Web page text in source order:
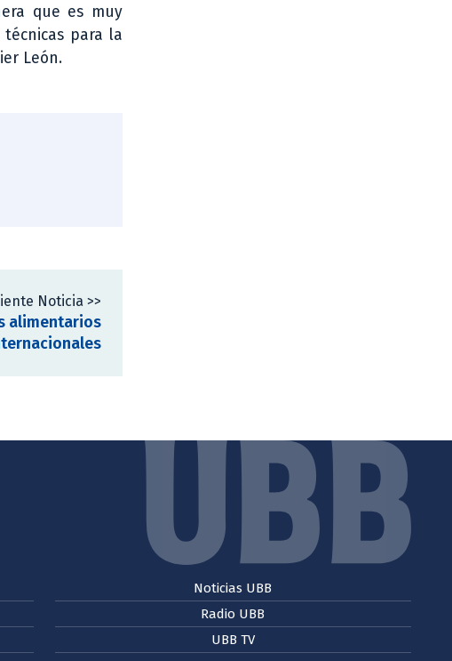
que es muy
para la
León.
Noticia >>
alimentarios
Noticias UBB
Radio UBB
UBB TV